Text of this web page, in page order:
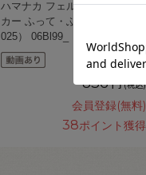
ハマナカ フェルトボールメー
カー ふって・ふって（H441-
025） 06Bl99_
836 円(税込)
会員登録(無料)
38ポイント獲得